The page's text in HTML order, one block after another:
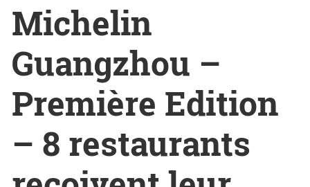
Michelin
Guangzhou –
Première Edition
– 8 restaurants